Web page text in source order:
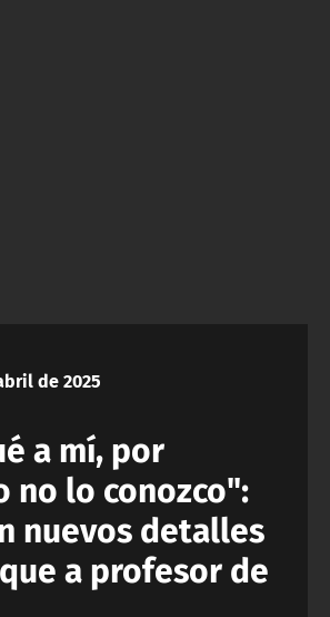
de 2025
a mí, por
no lo conozco":
nuevos detalles
a profesor de